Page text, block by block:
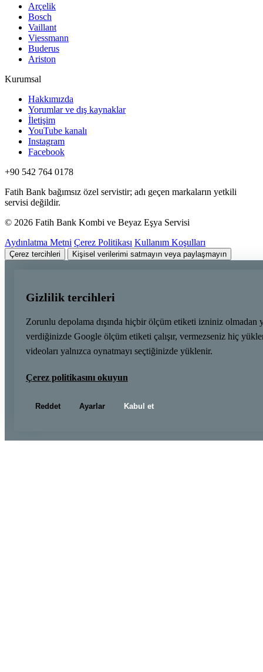
Arçelik
Bosch
Vaillant
Viessmann
Buderus
Ariston
Kurumsal
Hakkımızda
Yorumlar ve dış kaynaklar
İletişim
YouTube kanalı
Instagram
Facebook
+90 542 764 0178
Fatih Bank bağımsız özel servistir; adı geçen markaların yetkili
servisi değildir.
© 2026 Fatih Bank Kombi ve Beyaz Eşya Servisi
Aydınlatma Metni Çerez Politikası Kullanım Koşulları
Çerez tercihleri Kişisel verilerimi satmayın veya paylaşmayın
Gizlilik tercihleri
Zorunlu depolama dışında hiçbir ölçüm etiketi izniniz olmadan
verdiğinizde Google ölçüm etiketi çalışır, vermezseniz hiç
videoları yalnızca oynatmayı seçtiğinizde yüklenir.
Çerez politikasını okuyun
Reddet Ayarlar Kabul et